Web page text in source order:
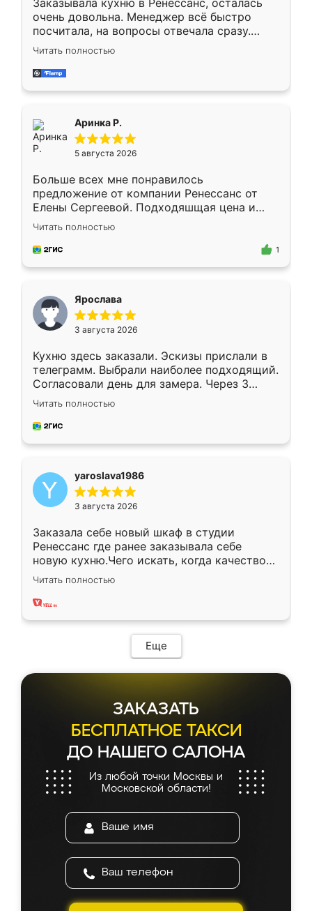
Заказывала кухню в Ренессанс, осталась
очень довольна. Менеджер всё быстро
посчитала, на вопросы отвечала сразу.
Замерщик приехал в субботу, подошёл к
делу со всей ответственностью. Собрали
за день, ребята работали аккуратно, даже
Читать полностью
Аринка Р.
5 августа 2026
Больше всех мне понравилось
предложение от компании Ренессанс от
Елены Сергеевой. Подходяшщая цена и
короткие сроки изготовления. Приехавший
для замера сотрудник Владислав
предложил по моему эскизу самый
Читать полностью
1
Ярослава
3 августа 2026
Кухню здесь заказали. Эскизы прислали в
телеграмм. Выбрали наиболее подходящий.
Согласовали день для замера. Через 3
недели кухня была уже готова. Остались
довольны работой. Спасибо Ренессанс
мебель за качественную работу!
Читать полностью
yaroslava1986
3 августа 2026
Заказала себе новый шкаф в студии
Ренессанс где ранее заказывала себе
новую кухню.Чего искать, когда качеством
вполне довольна. Служит кухня уже почти
два года, нареканий нет.
Читать полностью
Еще
ЗАКАЗАТЬ
БЕСПЛАТНОЕ ТАКСИ
ДО НАШЕГО САЛОНА
Из любой точки Москвы и
Московской области!